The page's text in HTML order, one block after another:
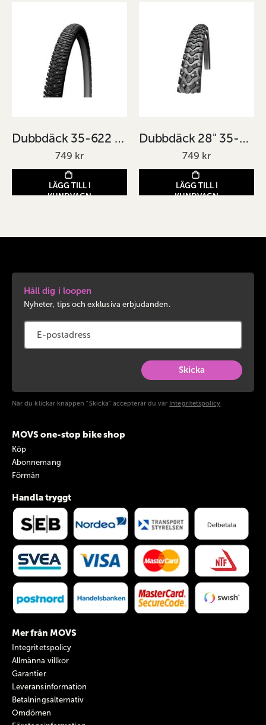
Dubbdäck 35-622 28" Suomy ROUTA W248
749 kr
LÄGG TILL I
KUNDVAGN
Dubbdäck 28" 35-622 SCHWALBE Marathon Winter Plus
749 kr
LÄGG TILL I
KUNDVAGN
Håll dig i loopen
Nyheter, tips och exklusiva erbjudanden.
Skicka
När du klickar knappen "Skicka" accepterar du vår Integritetspolicy
MOVS one-stop bike shop
Köp
Abonnemang
Förmån
Handla tryggt
Mer från MOVS
Integritetspolicy
Allmänna villkor
Garantier
Leveransinformation
Betalningsalternativ
Omdömen